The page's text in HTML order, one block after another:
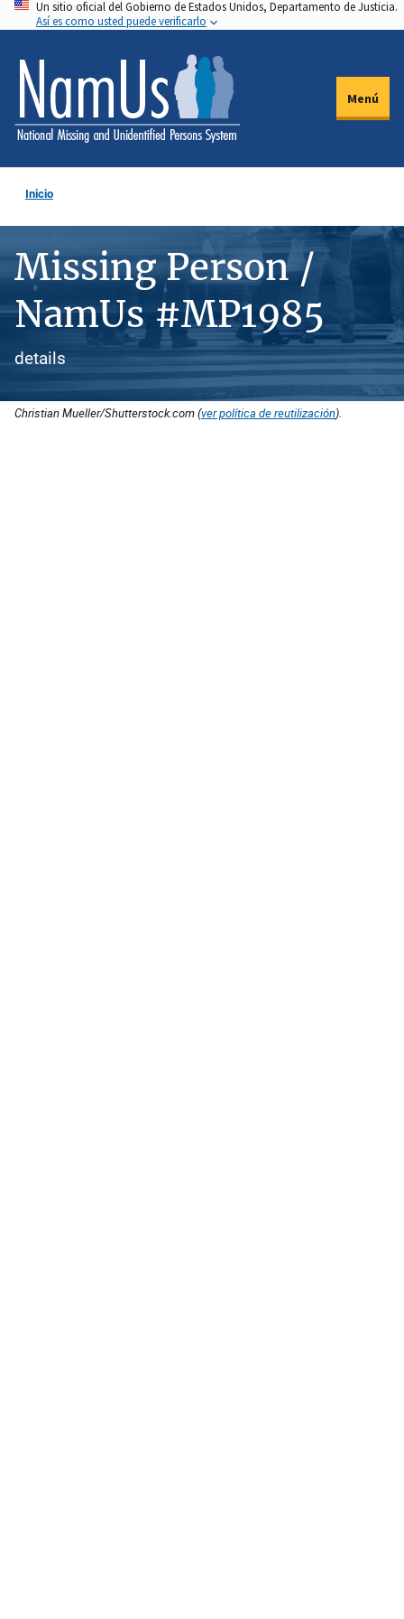
Pasar
al
contenido
principal
Un sitio oficial del Gobierno de Estados Unidos, Departamento de Justicia.
Así es como usted puede verificarlo
Menú
Inicio
Missing Person /
NamUs #MP1985
details
Christian Mueller/Shutterstock.com (ver política de reutilización).